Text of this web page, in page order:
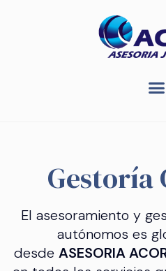
Gestoría
El asesoramiento y
autónomos es
desde ASESORIA